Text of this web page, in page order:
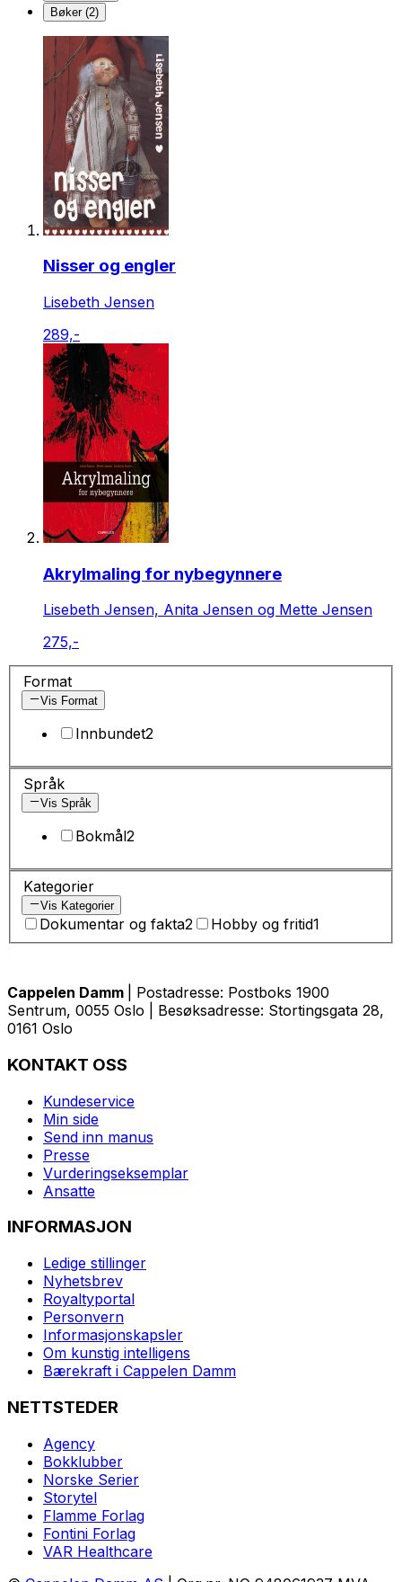
Bøker (2)
Nisser og engler
Lisebeth Jensen
289,-
Akrylmaling for nybegynnere
Lisebeth Jensen, Anita Jensen og Mette Jensen
275,-
Format
Vis Format
Innbundet2
Språk
Vis Språk
Bokmål2
Kategorier
Vis Kategorier
Dokumentar og fakta2 Hobby og fritid1
Cappelen Damm
| Postadresse: Postboks 1900
Sentrum, 0055 Oslo | Besøksadresse: Stortingsgata 28,
0161 Oslo
KONTAKT OSS
Kundeservice
Min side
Send inn manus
Presse
Vurderingseksemplar
Ansatte
INFORMASJON
Ledige stillinger
Nyhetsbrev
Royaltyportal
Personvern
Informasjonskapsler
Om kunstig intelligens
Bærekraft i Cappelen Damm
NETTSTEDER
Agency
Bokklubber
Norske Serier
Storytel
Flamme Forlag
Fontini Forlag
VAR Healthcare